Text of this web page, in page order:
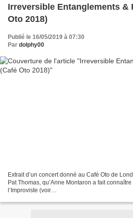
Irreversible Entanglements &
Oto 2018)
Publié le 16/05/2019 à 07:30
Par dolphy00
Extrait d’un concert donné au Café Oto de
Pat Thomas, qu’Anne Montaron a fait
l’Improviste (voir
groupe de FreeJazz...